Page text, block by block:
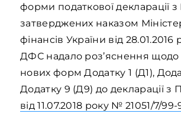
форми податкової декларації
затверджених наказом
фінансів України від 28.01.2016
ДФС надало роз’яснення щодо
нових форм Додатку 1 (Д1),
Додатку 9 (Д9) до декларації з
від 11.07.2018 року № 21051/7/